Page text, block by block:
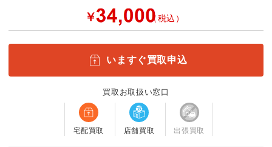
￥ （税込）
いますぐ買取申込
買取お取扱い窓口
宅配買取 店舗買取 出張買取